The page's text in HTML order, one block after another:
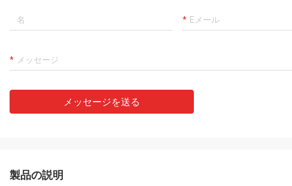
メッセージを送る
製品の説明